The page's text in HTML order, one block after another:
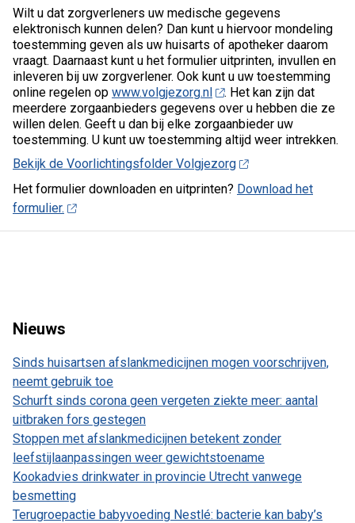
Wilt u dat zorgverleners uw medische gegevens
elektronisch kunnen delen? Dan kunt u hiervoor mondeling
toestemming geven als uw huisarts of apotheker daarom
vraagt. Daarnaast kunt u het formulier uitprinten, invullen en
inleveren bij uw zorgverlener. Ook kunt u uw toestemming
online regelen op www.volgjezorg.nl
. Het kan zijn dat
meerdere zorgaanbieders gegevens over u hebben die ze
willen delen. Geeft u dan bij elke zorgaanbieder uw
toestemming. U kunt uw toestemming altijd weer intrekken.
Bekijk de Voorlichtingsfolder Volgjezorg
Het formulier downloaden en uitprinten? Download het
formulier.
Nieuws
Sinds huisartsen afslankmedicijnen mogen voorschrijven,
neemt gebruik toe
Schurft sinds corona geen vergeten ziekte meer: aantal
uitbraken fors gestegen
Stoppen met afslankmedicijnen betekent zonder
leefstijlaanpassingen weer gewichtstoename
Kookadvies drinkwater in provincie Utrecht vanwege
besmetting
Terugroepactie babyvoeding Nestlé: bacterie kan baby’s